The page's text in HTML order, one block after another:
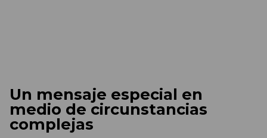
Un mensaje especial en
medio de circunstancias
complejas